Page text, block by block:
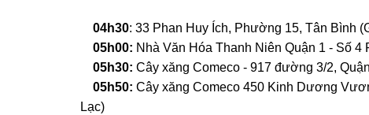
04h30: 33 Phan Huy Ích, Phường 15, Tân Bình
05h00: Nhà Văn Hóa Thanh Niên Quận 1 - Số
05h30: Cây xăng Comeco - 917 đường 3/2,
05h50: Cây xăng Comeco 450 Kinh Dương
Lạc)